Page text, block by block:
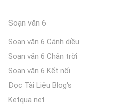
Soạn văn 6
Soạn văn 6 Cánh diều
Soạn văn 6 Chân trời
Soạn văn 6 Kết nối
Đọc Tài Liệu Blog's
Ketqua net